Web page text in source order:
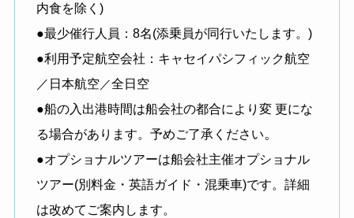
内食を除く)
●最少催行人員：8名(添乗員が同行いたします。)
●利用予定航空会社：キャセイパシフィック航空
／日本航空 ／全日空
●船の入出港時間は船会社の都合により変 更にな
る場合があります。予めご了承ください。
●オプショナルツアーは船会社主催オプショナル
ツアー(別料金・英語ガイド・混乗車)です。詳細
は改めてご案内します。